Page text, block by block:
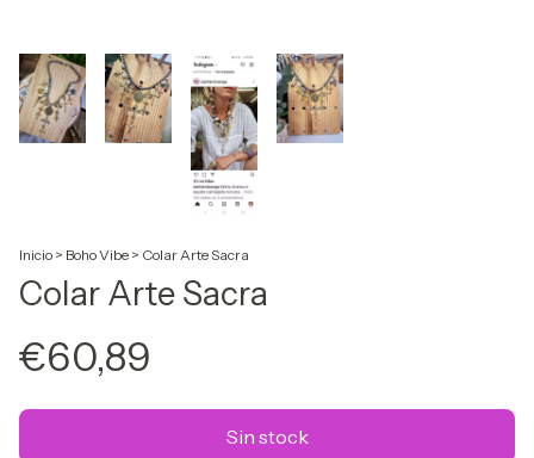
Inicio > Boho Vibe > Colar Arte Sacra
Colar Arte Sacra
€60,89